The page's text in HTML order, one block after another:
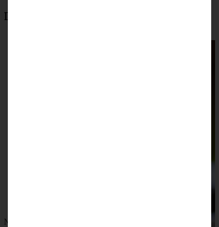
Das könnte auch interessant sein:
No-bake-Cheesecake mit Gewürzbirnen